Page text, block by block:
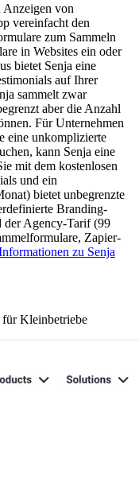
Anzeigen von
vereinfacht den
zum Sammeln
in Websites ein oder
bietet Senja eine
auf Ihrer
sammelt zwar
aber die Anzahl
Für Unternehmen
eine unkomplizierte
kann Senja eine
mit dem kostenlosen
und ein
bietet unbegrenzte
Branding-
der Agency-Tarif (99
Zapier-
zu Senja
für Kleinbetriebe